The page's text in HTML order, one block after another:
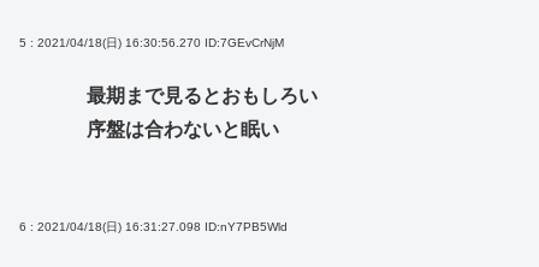
5 : 2021/04/18(日) 16:30:56.270 ID:7GEvCrNjM
最期まで見るとおもしろい
序盤は合わないと眠い
6 : 2021/04/18(日) 16:31:27.098 ID:nY7PB5Wld